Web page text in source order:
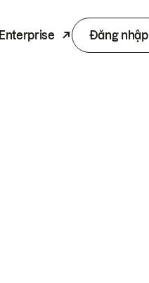
Enterprise Đăng nhập